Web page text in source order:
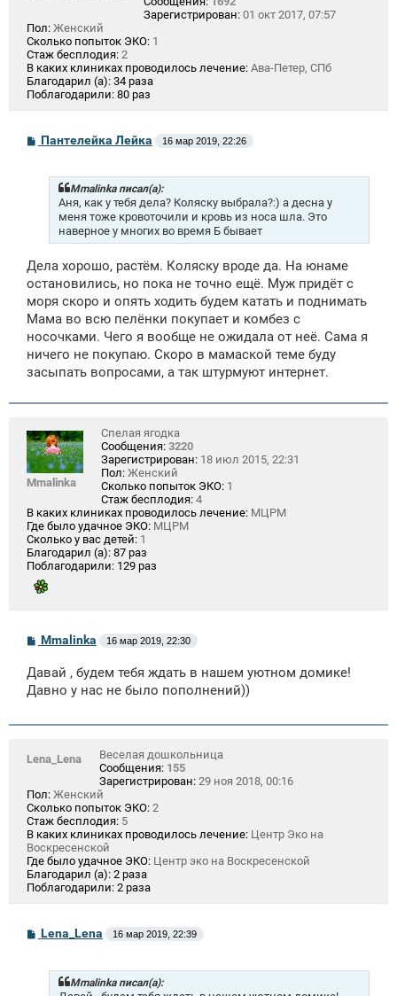
Зарегистрирован: 01 окт 2017, 07:57
Пол: Женский
Сколько попыток ЭКО: 1
Стаж бесплодия: 2
В каких клиниках проводилось лечение: Ава-Петер, СПб
Благодарил (а): 34 раза
Поблагодарили: 80 раз
С
о
Пантелейка Лейка 16 мар 2019, 22:26
Mmalinka писал(а):
Аня, как у тебя дела? Коляску выбрала?:) а десна у
меня тоже кровоточили и кровь из носа шла. Это
наверное у многих во время Б бывает
Дела хорошо, растём. Коляску вроде да. На юнаме
остановились, но пока не точно ещё. Муж придёт с
моря скоро и опять ходить будем катать и поднимать
Мама во всю пелёнки покупает и комбез с
носочками. Чего я вообще не ожидала от неё. Сама я
ничего не покупаю. Скоро в мамаской теме буду
засыпать вопросами, а так штурмуют интернет.
Mmalinka
Спелая ягодка
Сообщения: 3220
Зарегистрирован: 18 июл 2015, 22:31
Пол: Женский
Сколько попыток ЭКО: 1
Стаж бесплодия: 4
В каких клиниках проводилось лечение: МЦРМ
Где было удачное ЭКО: МЦРМ
Сколько у вас детей: 1
Благодарил (а): 87 раз
Поблагодарили: 129 раз
С
б
щ
и
Mmalinka 16 мар 2019, 22:30
Давай , будем тебя ждать в нашем уютном домике!
Давно у нас не было пополнений))
Lena_Lena
Веселая дошкольница
Сообщения: 155
Зарегистрирован: 29 ноя 2018, 00:16
Пол: Женский
Сколько попыток ЭКО: 2
Стаж бесплодия: 5
В каких клиниках проводилось лечение: Центр Эко на
Воскресенской
Где было удачное ЭКО: Центр эко на Воскресенской
Благодарил (а): 2 раза
Поблагодарили: 2 раза
СLena_Lena 16 мар 2019, 22:39
Mmalinka писал(а):